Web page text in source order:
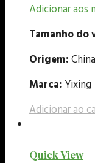
Adicionar aos
Tamanho do
Origem:China
Marca: Yixing
Adicionar ao
Quick View